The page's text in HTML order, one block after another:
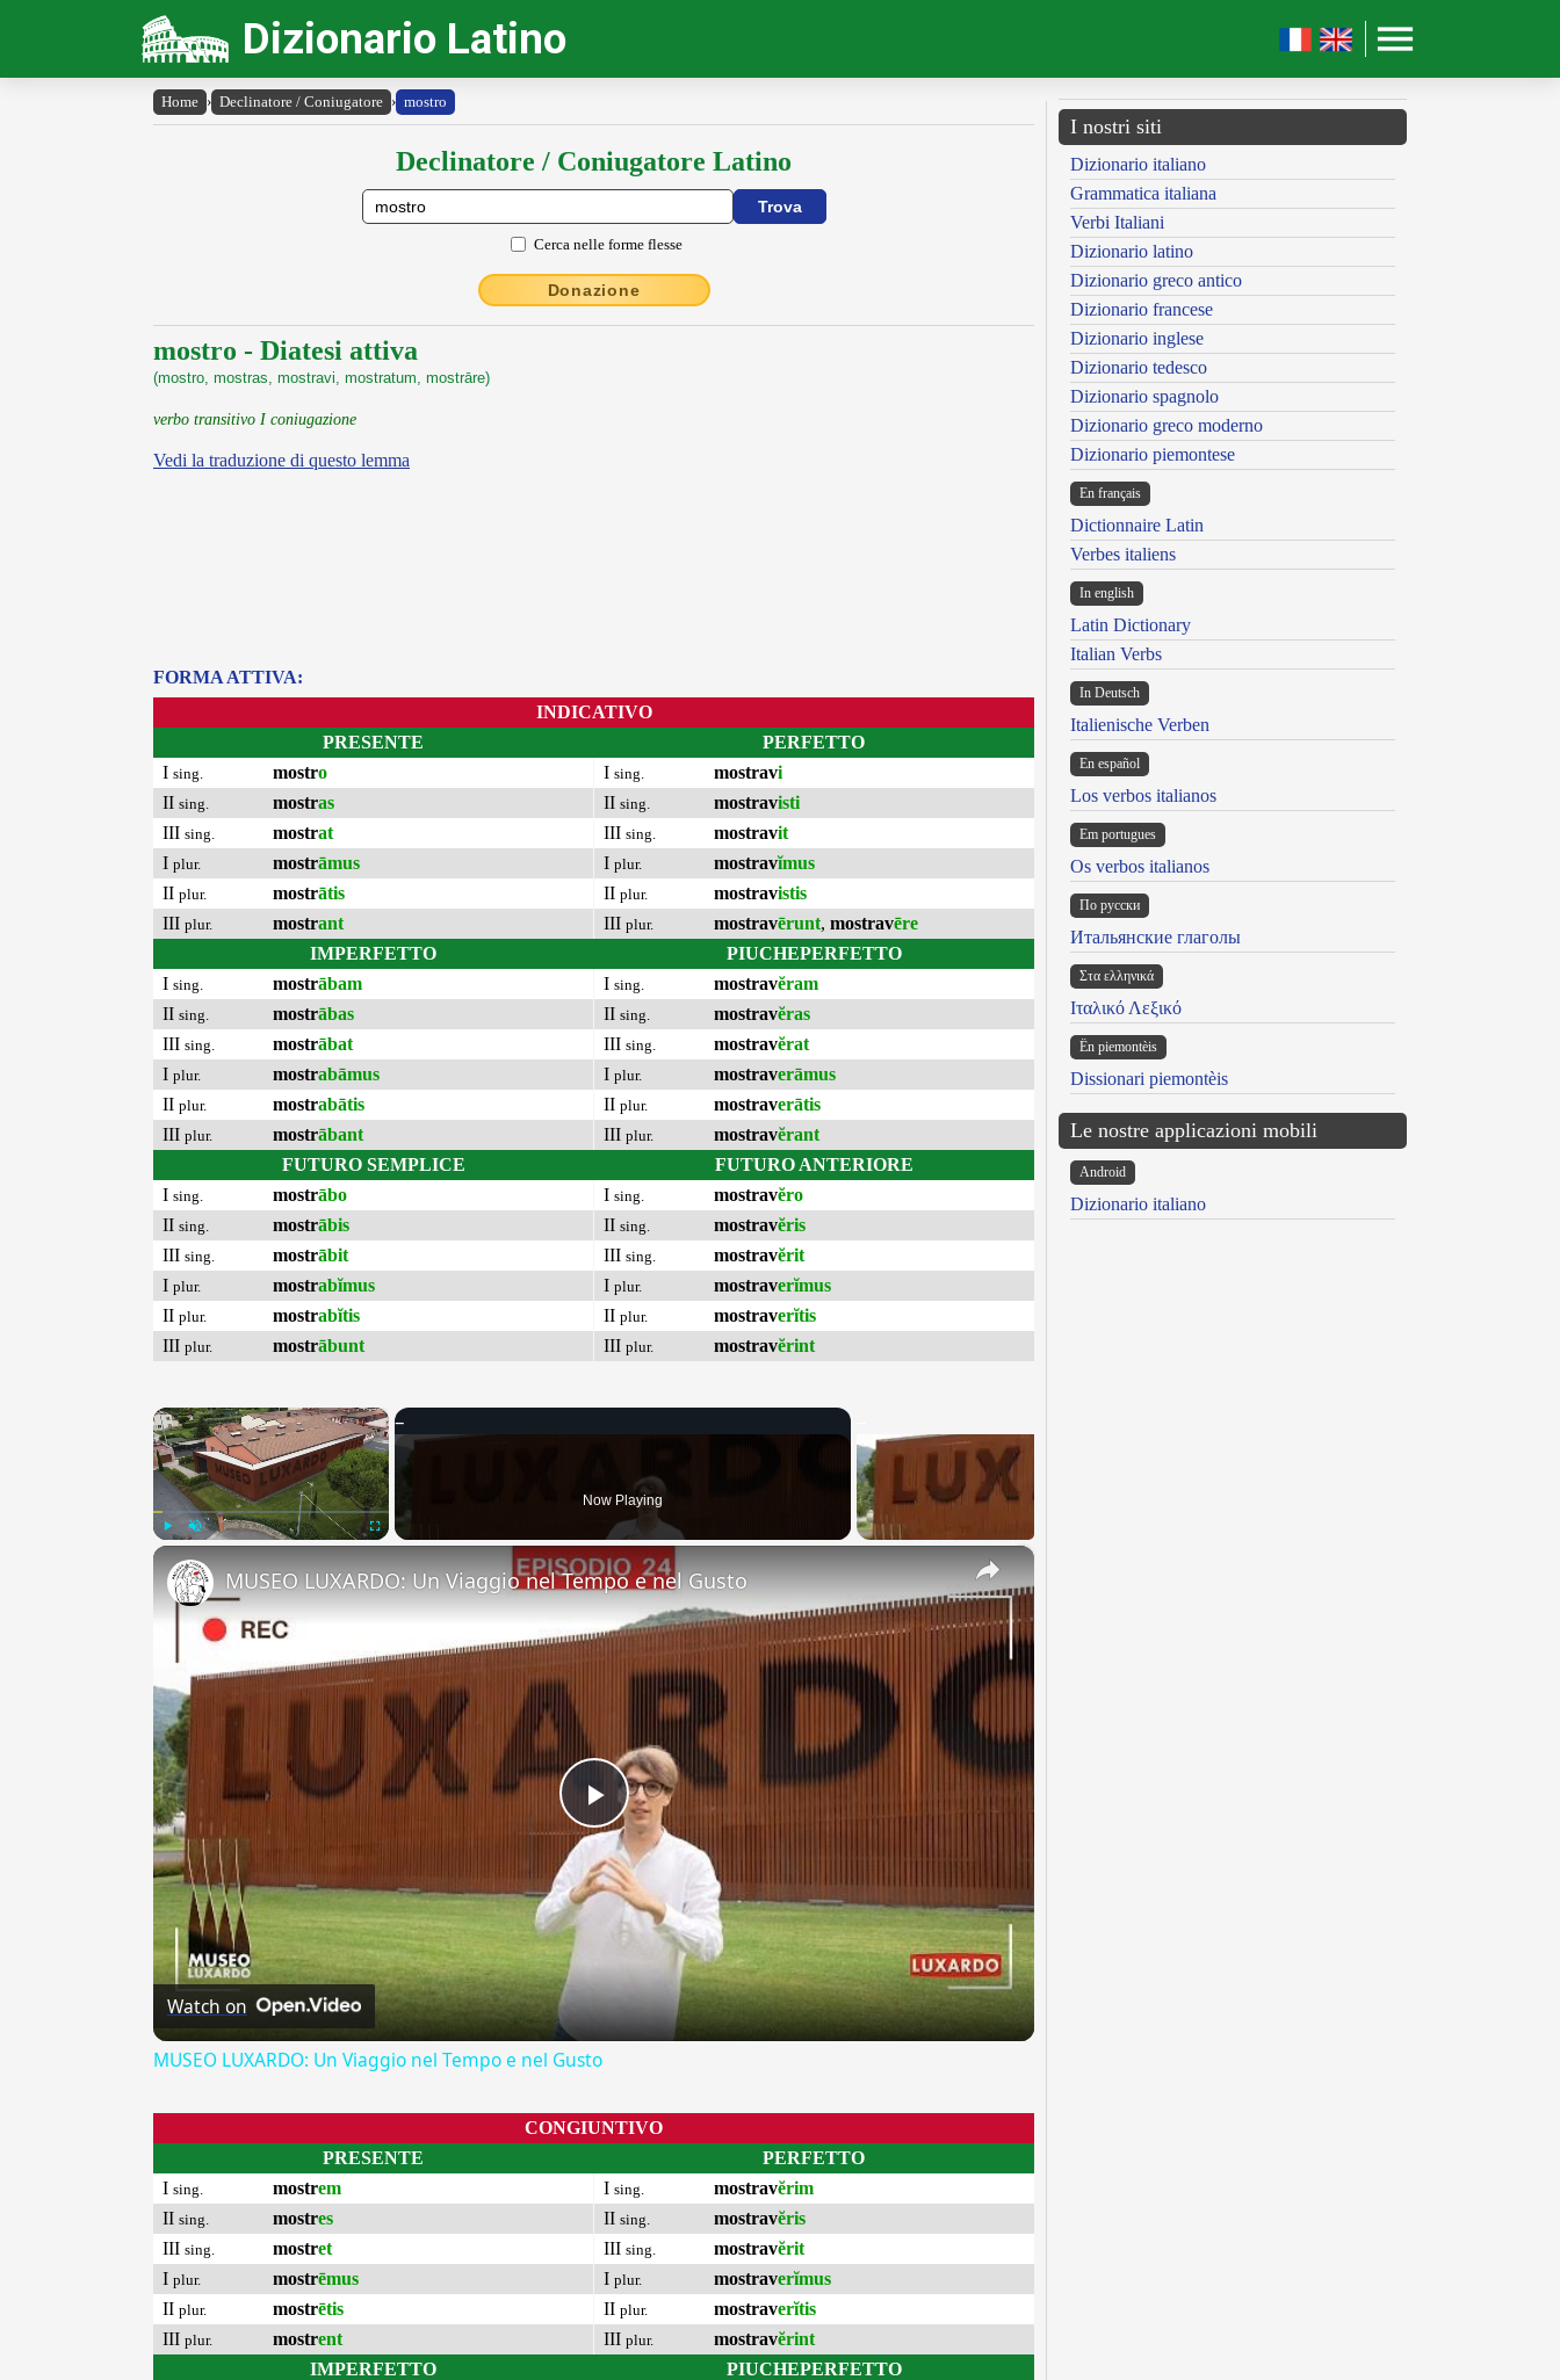
Dizionario Latino
Home › Declinatore / Coniugatore › mostro
Declinatore / Coniugatore Latino
Cerca nelle forme flesse
Donazione
mostro - Diatesi attiva
(mostro, mostras, mostravi, mostratum, mostrāre)
verbo transitivo I coniugazione
Vedi la traduzione di questo lemma
FORMA ATTIVA:
INDICATIVO
PRESENTE
I sing. mostro
II sing. mostras
III sing. mostrat
I plur. mostrāmus
II plur. mostrātis
III plur. mostrant
IMPERFETTO
I sing. mostrābam
II sing. mostrābas
III sing. mostrābat
I plur. mostrabāmus
II plur. mostrabātis
III plur. mostrābant
FUTURO SEMPLICE
I sing. mostrābo
II sing. mostrābis
III sing. mostrābit
I plur. mostrabĭmus
II plur. mostrabĭtis
III plur. mostrābunt
PERFETTO
I sing. mostravi
II sing. mostravisti
III sing. mostravit
I plur. mostravĭmus
II plur. mostravistis
III plur. mostravērunt, mostravēre
PIUCHEPERFETTO
I sing. mostravĕram
II sing. mostravĕras
III sing. mostravĕrat
I plur. mostraverāmus
II plur. mostraverātis
III plur. mostravĕrant
FUTURO ANTERIORE
I sing. mostravĕro
II sing. mostravĕris
III sing. mostravĕrit
I plur. mostraverĭmus
II plur. mostraverĭtis
III plur. mostravĕrint
×
Now Playing
×
Play
Video
MUSEO LUXARDO: Un Viaggio nel Tempo e nel Gusto
Watch on
MUSEO LUXARDO: Un Viaggio nel Tempo e nel Gusto
CONGIUNTIVO
PRESENTE
I sing. mostrem
II sing. mostres
III sing. mostret
I plur. mostrēmus
II plur. mostrētis
III plur. mostrent
IMPERFETTO
PERFETTO
I sing. mostravĕrim
II sing. mostravĕris
III sing. mostravĕrit
I plur. mostraverĭmus
II plur. mostraverĭtis
III plur. mostravĕrint
PIUCHEPERFETTO
I nostri siti
Dizionario italiano
Grammatica italiana
Verbi Italiani
Dizionario latino
Dizionario greco antico
Dizionario francese
Dizionario inglese
Dizionario tedesco
Dizionario spagnolo
Dizionario greco moderno
Dizionario piemontese
En français
Dictionnaire Latin
Verbes italiens
In english
Latin Dictionary
Italian Verbs
In Deutsch
Italienische Verben
En español
Los verbos italianos
Em portugues
Os verbos italianos
По русски
Итальянские глаголы
Στα ελληνικά
Ιταλικό Λεξικό
Ën piemontèis
Dissionari piemontèis
Le nostre applicazioni mobili
Android
Dizionario italiano